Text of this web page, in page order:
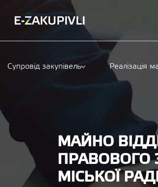
Супровід закупівель Реалізація
МАЙНО
ПРАВОВОГО
МІСЬКОЇ